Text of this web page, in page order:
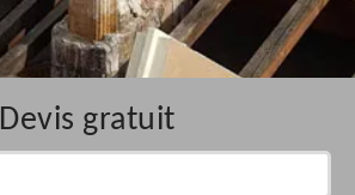
Devis gratuit